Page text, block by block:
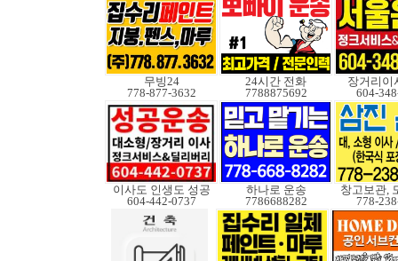
무빙24
778-877-3632
24시간 전화
7788875692
장거리이
604-
이사도 인생도 성공
604-442-0737
하나로 운송
7786688282
창고보관,
778-